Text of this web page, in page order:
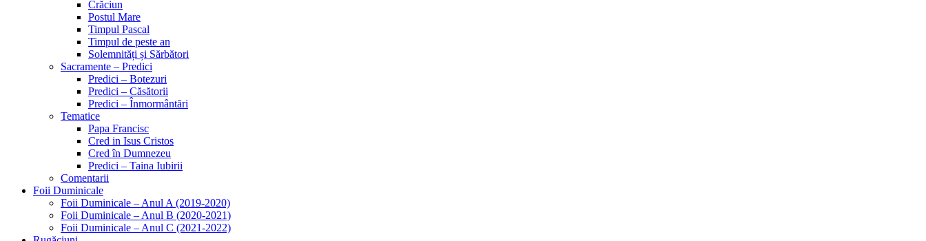
Crăciun
Postul Mare
Timpul Pascal
Timpul de peste an
Solemnități și Sărbători
Sacramente – Predici
Predici – Botezuri
Predici – Căsătorii
Predici – Înmormântări
Tematice
Papa Francisc
Cred in Isus Cristos
Cred în Dumnezeu
Predici – Taina Iubirii
Comentarii
Foii Duminicale
Foii Duminicale – Anul A (2019-2020)
Foii Duminicale – Anul B (2020-2021)
Foii Duminicale – Anul C (2021-2022)